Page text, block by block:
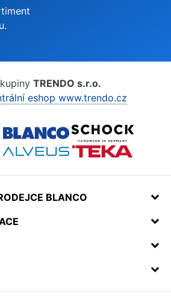
TRENDO s.r.o.
eshop www.trendo.cz
BLANCO